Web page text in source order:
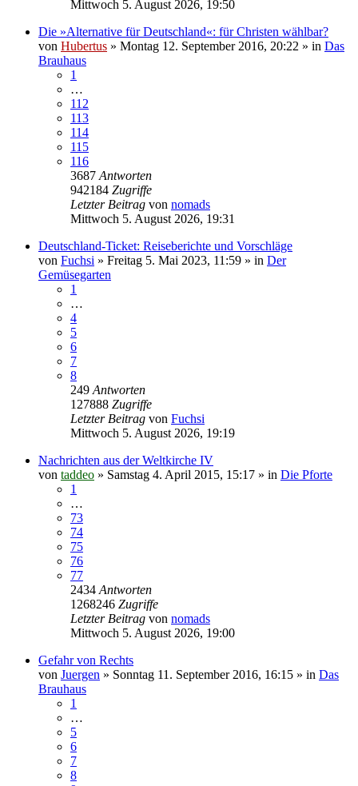
Mittwoch 5. August 2026, 19:50
Die »Alternative für Deutschland«: für Christen wählbar?
von Hubertus » Montag 12. September 2016, 20:22 » in Das
Brauhaus
1
…
112
113
114
115
116
3687 Antworten
942184 Zugriffe
Letzter Beitrag von nomads
Mittwoch 5. August 2026, 19:31
Deutschland-Ticket: Reiseberichte und Vorschläge
von Fuchsi » Freitag 5. Mai 2023, 11:59 » in Der
Gemüsegarten
1
…
4
5
6
7
8
249 Antworten
127888 Zugriffe
Letzter Beitrag von Fuchsi
Mittwoch 5. August 2026, 19:19
Nachrichten aus der Weltkirche IV
von taddeo » Samstag 4. April 2015, 15:17 » in Die Pforte
1
…
73
74
75
76
77
2434 Antworten
1268246 Zugriffe
Letzter Beitrag von nomads
Mittwoch 5. August 2026, 19:00
Gefahr von Rechts
von Juergen » Sonntag 11. September 2016, 16:15 » in Das
Brauhaus
1
…
5
6
7
8